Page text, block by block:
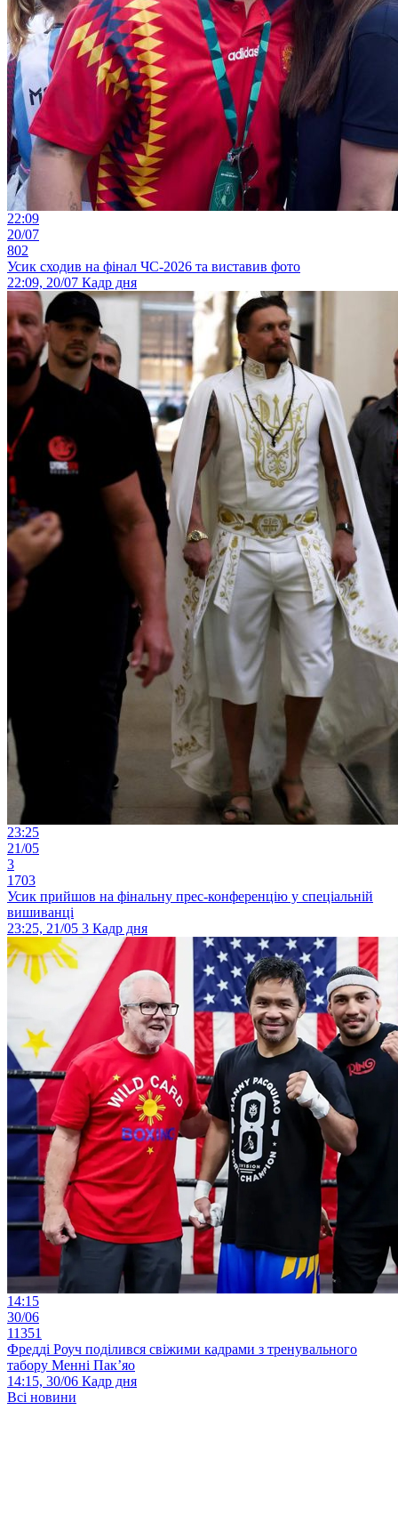
22:09
20/07
802
Усик сходив на фінал ЧС-2026 та виставив фото
22:09, 20/07 Кадр дня
23:25
21/05
3
1703
Усик прийшов на фінальну прес-конференцію у спеціальній
вишиванці
23:25, 21/05 3 Кадр дня
14:15
30/06
11351
Фредді Роуч поділився свіжими кадрами з тренувального
табору Менні Пак’яо
14:15, 30/06 Кадр дня
Всі новини